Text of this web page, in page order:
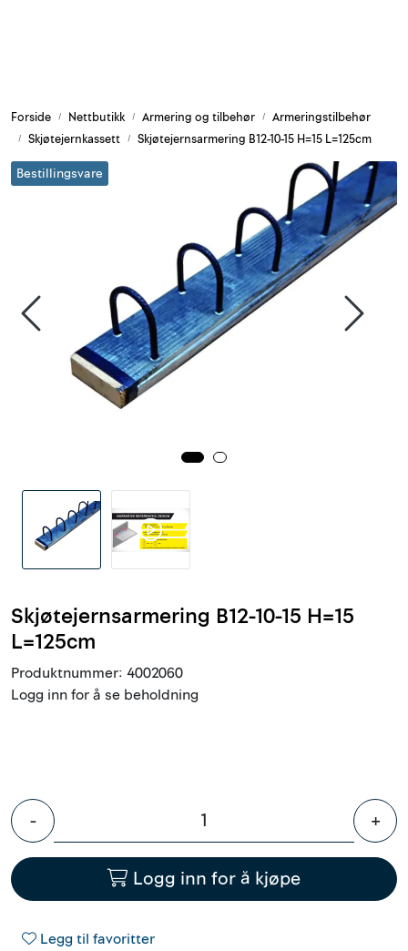
Forside Nettbutikk Armering og tilbehør
Armeringstilbehør
Skjøtejernkassett
Skjøtejernsarmering B12-10-15 H=15 L=125cm
Bestillingsvare
Skjøtejernsarmering B12-10-15 H=15
L=125cm
Produktnummer: 4002060
Logg inn for å se beholdning
- +
Logg inn for å kjøpe
Legg til favoritter
Belysning og sesong
Byggkjemi
Grunn og isolasjon
Trelast og finer
Verktøy og tilbehør
Forskaling
Outlet